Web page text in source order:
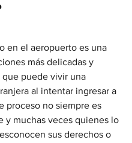
en el aeropuerto es una
más delicadas y
que puede vivir una
al intentar ingresar a
proceso no siempre es
y muchas veces quienes lo
sus derechos o